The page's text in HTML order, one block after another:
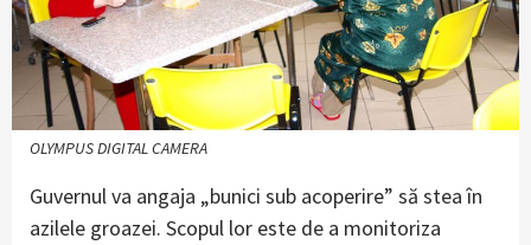
OLYMPUS DIGITAL CAMERA
Guvernul va angaja „bunici sub acoperire” să stea în
azilele groazei. Scopul lor este de a monitoriza